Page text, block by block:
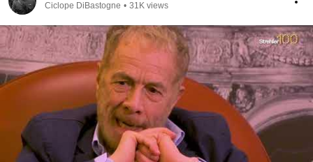
Ciclope DiBastogne • 31K views